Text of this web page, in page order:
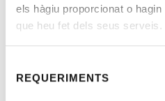
els hàgiu proporcionat o
que heu fet dels seus serveis.
REQUERIMENTS
Benvolgudes i
Llei 4/2023, de 28 de